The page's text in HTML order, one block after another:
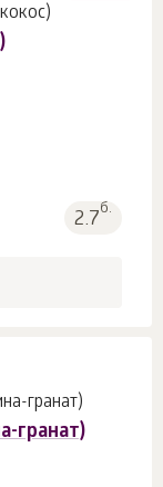
2.7б.
гранат)